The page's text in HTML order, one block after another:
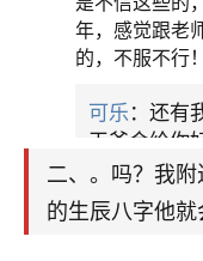
法缺乏科学根据
受到了广泛的质
八字命盘，而这
二、。吗？我
的生辰八字他就
年，感觉跟老
的，不服不行！
可乐：还有
天爷会给你
哪样不服都
平安是福：
卦，认识老